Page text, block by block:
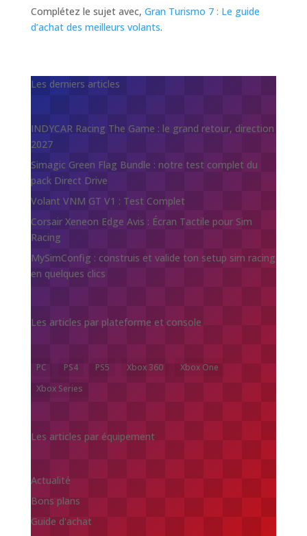
Complétez le sujet avec, Gran Turismo 7 : Le guide
d’achat des meilleurs volants.
Les derniers articles
INDYCAR Racing The Game : le grand retour, direction
2027
Simagic Green Flag Bundle : notre test complet du
pack Direct Drive
Volant VNM GT V1 : Test Complet
Corsair Xeneon Edge Avis : Écran Tactile pour Sim
Racing
MySimConfig : construis et valide ton setup sim racing
en quelques clics
Les articles par plateforme et console
PC PS4 PS5 Xbox 360
Xbox One
Xbox Series
Les articles par équipement
Actualité
Bons plans
Guide d'achat